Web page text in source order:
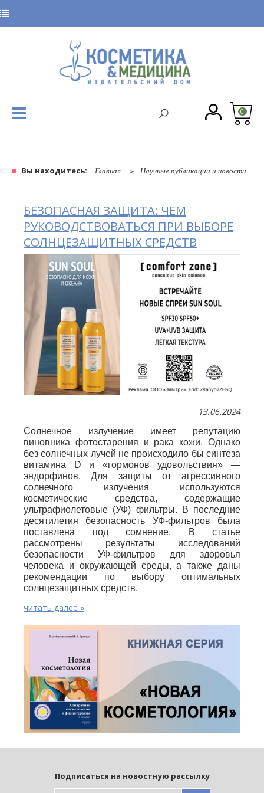
0
Вы находитесь: Главная Научные публикации и новости
БЕЗОПАСНАЯ ЗАЩИТА: ЧЕМ
РУКОВОДСТВОВАТЬСЯ ПРИ ВЫБОРЕ
СОЛНЦЕЗАЩИТНЫХ СРЕДСТВ
13.06.2024
Солнечное излучение имеет репутацию
виновника фотостарения и рака кожи. Однако
без солнечных лучей не происходило бы синтеза
витамина D и «гормонов удовольствия» —
эндорфинов. Для защиты от агрессивного
солнечного излучения используются
косметические средства, содержащие
ультрафиолетовые (УФ) фильтры. В последние
десятилетия безопасность УФ-фильтров была
поставлена под сомнение. В статье
рассмотрены результаты исследований
безопасности УФ-фильтров для здоровья
человека и окружающей среды, а также даны
рекомендации по выбору оптимальных
солнцезащитных средств.
читать далее »
Подписаться на новостную рассылку